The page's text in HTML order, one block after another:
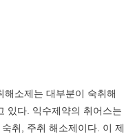
소제는 대부분이 숙취해
있다. 익수제약의 취어스는
취, 주취 해소제이다. 이 제